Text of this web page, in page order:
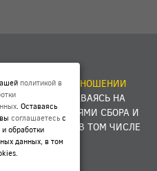
В ОТНОШЕНИИ
ДАННЫХ
. ОСТАВАЯСЬ НА
С УСЛОВИЯМИ СБОРА И
ДАННЫХ, В ТОМ ЧИСЛЕ
политикой в
. Оставаясь
соглашаетесь с
обработки
данных, в том